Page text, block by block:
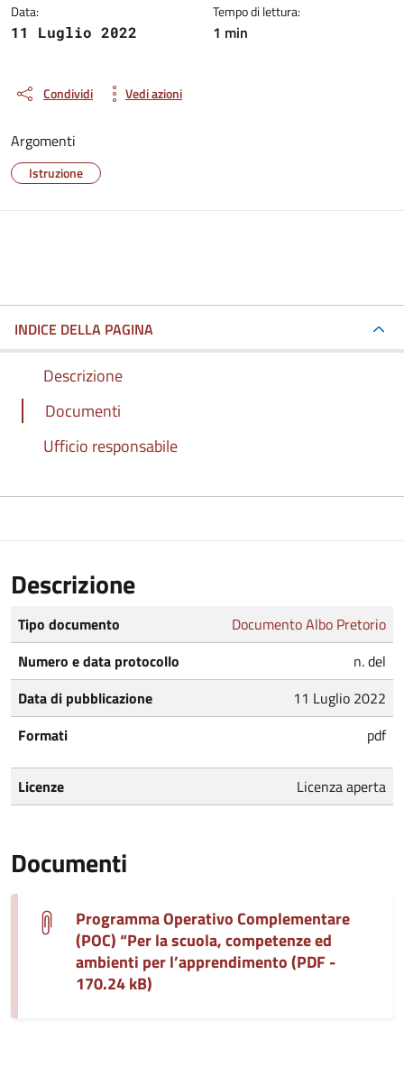
Data:
11 Luglio 2022
Tempo di lettura:
1 min
Condividi Vedi azioni
Argomenti
Istruzione
INDICE DELLA PAGINA
Descrizione
Documenti
Ufficio responsabile
Descrizione
Tipo documento
Documento Albo Pretorio
Numero e data protocollo
n. del
Data di pubblicazione
11 Luglio 2022
Formati
pdf
Licenze Licenza aperta
Documenti
Programma Operativo Complementare
(POC) “Per la scuola, competenze ed
ambienti per l’apprendimento (PDF -
170.24 kB)